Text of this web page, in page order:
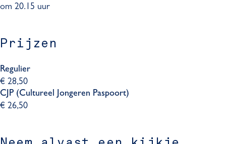
w
om 20.15 uur
Prijzen
Regulier
€ 28,50
CJP (Cultureel Jongeren Paspoort)
€ 26,50